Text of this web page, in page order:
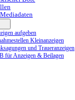
aufgeben
Kleinanzeigen
und Traueranzeigen
für Anzeigen & Beilagen